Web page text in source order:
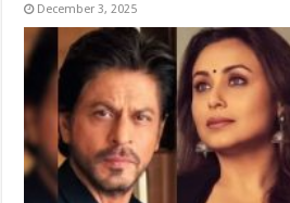
December 3, 2025